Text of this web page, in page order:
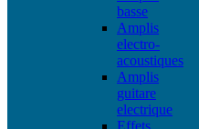
basse
Amplis
electro-
acoustiques
Amplis
guitare
electrique
Effets